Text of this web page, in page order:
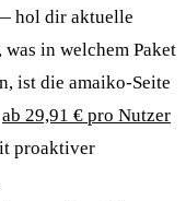
hol dir aktuelle
in welchem Paket
ist die amaiko-Seite
ab 29,91 € pro Nutzer
proaktiver